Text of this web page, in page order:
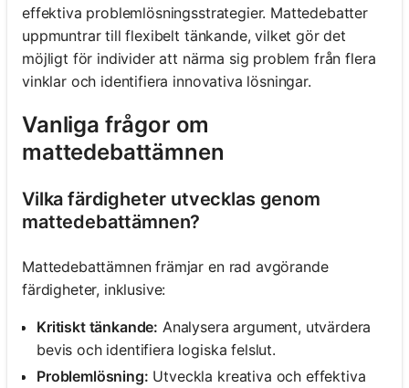
effektiva problemlösningsstrategier. Mattedebatter
uppmuntrar till flexibelt tänkande, vilket gör det
möjligt för individer att närma sig problem från flera
vinklar och identifiera innovativa lösningar.
Vanliga frågor om
mattedebattämnen
Vilka färdigheter utvecklas genom
mattedebattämnen?
Mattedebattämnen främjar en rad avgörande
färdigheter, inklusive:
Kritiskt tänkande: Analysera argument, utvärdera
bevis och identifiera logiska felslut.
Problemlösning: Utveckla kreativa och effektiva